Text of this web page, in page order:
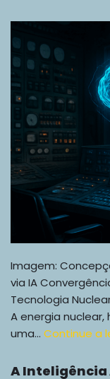
Imagem:
via IA
Tecnologia
A energia
uma… Continue a
A